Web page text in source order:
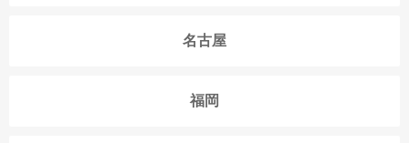
名古屋
福岡